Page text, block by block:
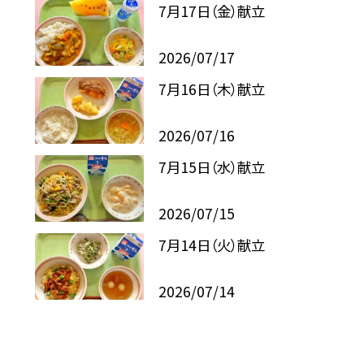
7月17日（金）献立
2026/07/17
7月16日（木）献立
2026/07/16
7月15日（水）献立
2026/07/15
7月14日（火）献立
2026/07/14